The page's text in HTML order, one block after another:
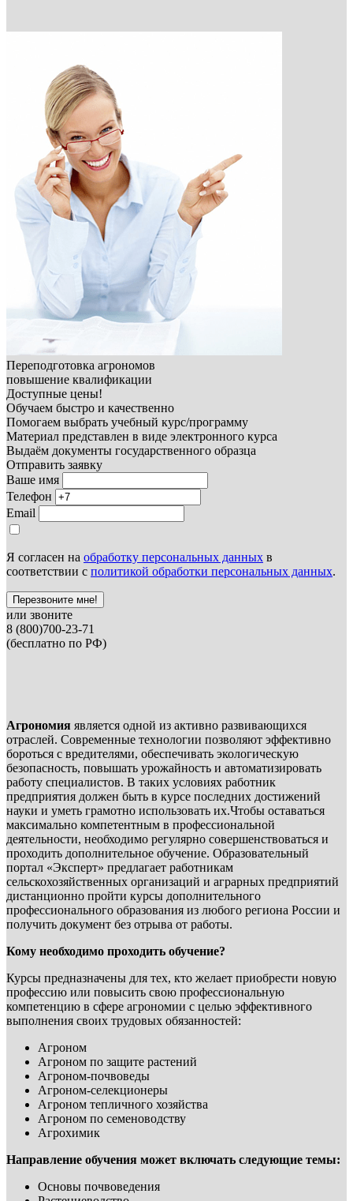
Переподготовка агрономов
повышение квалификации
Доступные цены!
Обучаем быстро и качественно
Помогаем выбрать учебный курс/программу
Материал представлен в виде электронного курса
Выдаём документы государственного образца
Отправить заявку
Ваше имя
Телефон
Email
Я согласен на обработку персональных данных в
соответствии с политикой обработки персональных данных.
Перезвоните мне!
или звоните
8 (800)700-23-71
(бесплатно по РФ)
Агрономия является одной из активно развивающихся
отраслей. Современные технологии позволяют эффективно
бороться с вредителями, обеспечивать экологическую
безопасность, повышать урожайность и автоматизировать
работу специалистов. В таких условиях работник
предприятия должен быть в курсе последних достижений
науки и уметь грамотно использовать их.Чтобы оставаться
максимально компетентным в профессиональной
деятельности, необходимо регулярно совершенствоваться и
проходить дополнительное обучение. Образовательный
портал «Эксперт» предлагает работникам
сельскохозяйственных организаций и аграрных предприятий
дистанционно пройти курсы дополнительного
профессионального образования из любого региона России и
получить документ без отрыва от работы.
Кому необходимо проходить обучение?
Курсы предназначены для тех, кто желает приобрести новую
профессию или повысить свою профессиональную
компетенцию в сфере агрономии с целью эффективного
выполнения своих трудовых обязанностей:
Агроном
Агроном по защите растений
Агроном-почвоведы
Агроном-селекционеры
Агроном тепличного хозяйства
Агроном по семеноводству
Агрохимик
Направление обучения может включать следующие темы:
Основы почвоведения